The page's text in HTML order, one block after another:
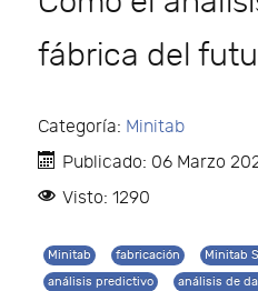
fábrica del
Categoría: Minitab
Publicado: 06 Marzo
Visto: 1290
Minitab fabricación
Minitab
análisis predictivo
análisis de